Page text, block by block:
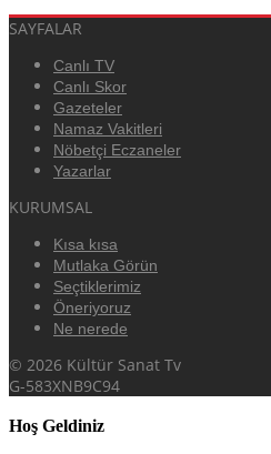
SAYFALAR
Canlı TV
Canlı Skor
Gazeteler
Namaz Vakitleri
Nöbetçi Eczaneler
Yazarlar
KURUMSAL
Kısa kısa
Mutlaka Görün
Seçtiklerimiz
Öneriyoruz
Ne nerede
© 2026 Kültür Sanat Tv
G-583XNB9C94
Hoş Geldiniz